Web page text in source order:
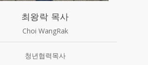
최왕락 목사
Choi WangRak
청년협력목사